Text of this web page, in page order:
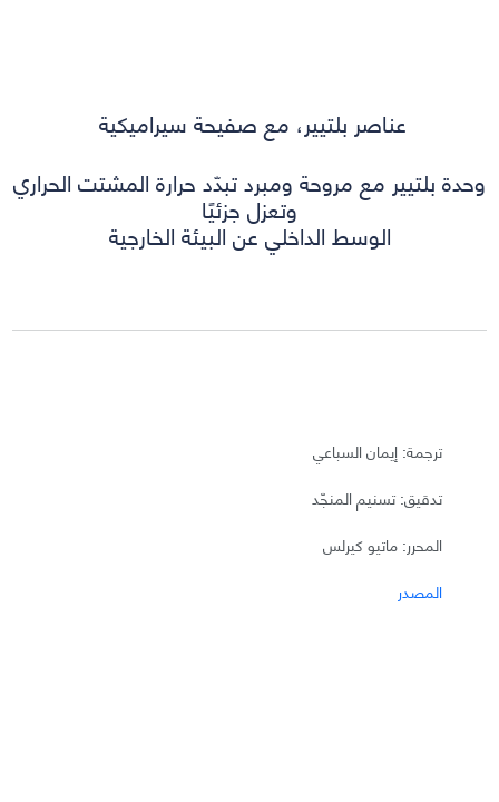
عناصر بلتيير، مع صفيحة سيراميكية
وحدة بلتيير مع مروحة ومبرد تبدّد حرارة المشتت الحراري
وتعزل جزئيًا
الوسط الداخلي عن البيئة الخارجية
ترجمة: إيمان السباعي
تدقيق: تسنيم المنجّد
المحرر: ماتيو كيرلس
المصدر